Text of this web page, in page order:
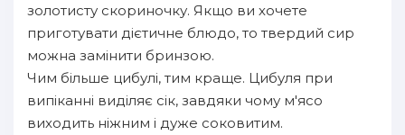
золотисту скориночку. Якщо ви хочете
приготувати дієтичне блюдо, то твердий сир
можна замінити бринзою.
Чим більше цибулі, тим краще. Цибуля при
випіканні виділяє сік, завдяки чому м'ясо
виходить ніжним і дуже соковитим.